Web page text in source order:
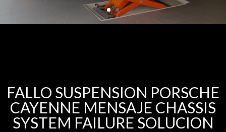
FALLO SUSPENSION PORSCHE
CAYENNE MENSAJE CHASSIS
SYSTEM FAILURE SOLUCION